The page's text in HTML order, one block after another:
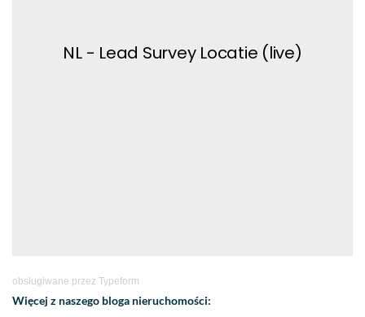
obsługiwane przezTypeform
Więcej z naszego bloga nieruchomości: